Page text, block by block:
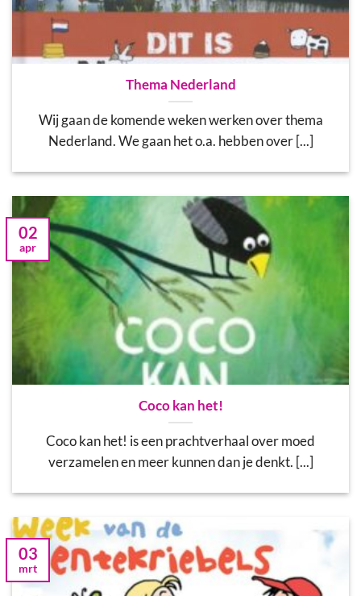
Thema Nederland
Wij gaan de komende weken werken over thema
Nederland. We gaan het o.a. hebben over [...]
Coco kan het!
Coco kan het! is een prachtverhaal over moed
verzamelen en meer kunnen dan je denkt. [...]
02
apr
03
mrt